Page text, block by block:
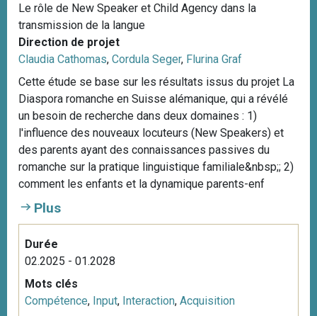
Le rôle de New Speaker et Child Agency dans la
transmission de la langue
Direction de projet
Claudia Cathomas, Cordula Seger, Flurina Graf
Cette étude se base sur les résultats issus du projet La
Diaspora romanche en Suisse alémanique, qui a révélé
un besoin de recherche dans deux domaines : 1)
l'influence des nouveaux locuteurs (New Speakers) et
des parents ayant des connaissances passives du
romanche sur la pratique linguistique familiale&nbsp;; 2)
comment les enfants et la dynamique parents-enf
Plus
Durée
02.2025 - 01.2028
Mots clés
Compétence, Input, Interaction, Acquisition